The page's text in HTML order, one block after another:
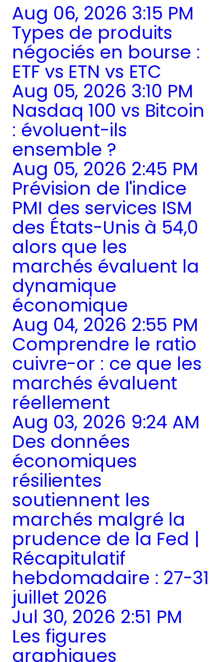
Aug 06, 2026 3:15 PM
Types de produits
négociés en bourse :
ETF vs ETN vs ETC
Aug 05, 2026 3:10 PM
Nasdaq 100 vs Bitcoin
: évoluent-ils
ensemble ?
Aug 05, 2026 2:45 PM
Prévision de l'indice
PMI des services ISM
des États-Unis à 54,0
alors que les
marchés évaluent la
dynamique
économique
Aug 04, 2026 2:55 PM
Comprendre le ratio
cuivre-or : ce que les
marchés évaluent
réellement
Aug 03, 2026 9:24 AM
Des données
économiques
résilientes
soutiennent les
marchés malgré la
prudence de la Fed |
Récapitulatif
hebdomadaire : 27-31
juillet 2026
Jul 30, 2026 2:51 PM
Les figures
graphiques